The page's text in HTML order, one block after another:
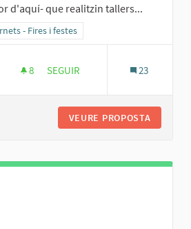
d'aquí- que realitzin tallers...
la categoria: Sencelles poble i Jornets -
- Fires i festes
8 8 SEGUIDORES
SEGUIR 23
VEURE PROPOSTA